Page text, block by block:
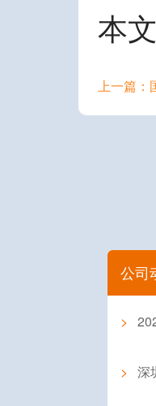
本
上一篇：
公司
>
> 深